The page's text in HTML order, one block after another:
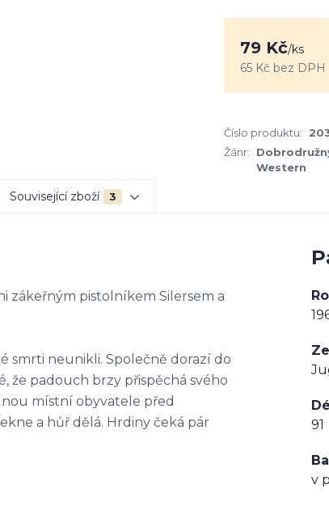
79 Kč/ks
65 Kč bez DPH
Číslo produktu:
Žánr:
Western
Související zboží 3
zákeřným pistolníkem Silersem a
smrti neunikli. Společně dorazí do
že padouch brzy přispěchá svého
místní obyvatele před
a hůř dělá. Hrdiny čeká pár
91
v